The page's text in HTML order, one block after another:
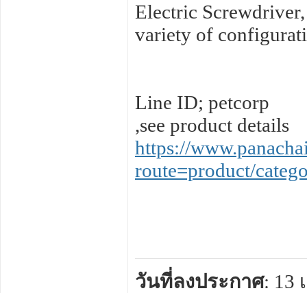
Electric
variety of
Line ID; petcorp
,see product details
https://
route=product/
วันที่ลงประกาศ: 13